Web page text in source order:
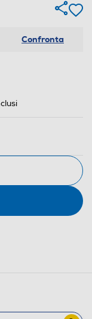
Confronta